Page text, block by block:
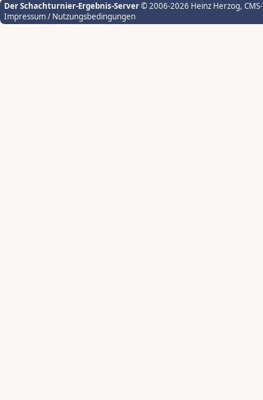
Der Schachturnier-Ergebnis-Server© 2006-2026 Heinz Herzog,
Impressum / Nutzungsbedingungen